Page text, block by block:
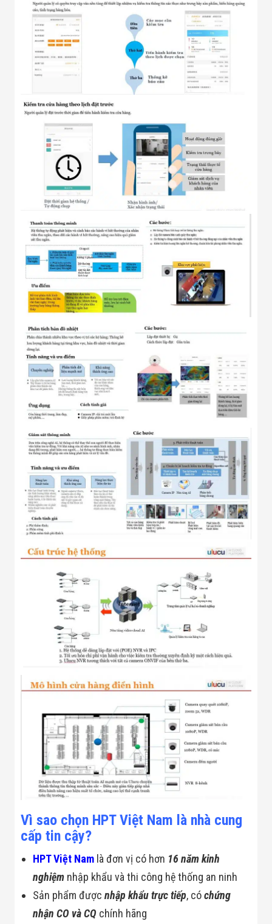
Thiết Bị Ngành
Giáo Dục
Thiết Bị Ngành
Thủy Sản
Thiết Bị Ngành
Giày Da, Túi
Xách
Dự Án Ngành
Thực Phẩm
Dự Án Ngành
Siêu Thị - Ngân
Hàng
Giáo Dục -
Điện Tử
Công An - Quân
Đội
Dự Án Khối Nhà
Máy
Logistics
Tin Công Nghệ
Tin Khuyến Mãi
Tin Tuyển Dụng
Liên Hệ
Vì sao chọn HPT Việt Nam là nhà cung
cấp tin cậy?
HPT Việt Nam là đơn vị có hơn 16 năm kinh
nghiệm nhập khẩu và thi công hệ thống an ninh
Sản phẩm đượcnhập khẩu trực tiếp, cóchứng
nhận CO và CQ chính hãng